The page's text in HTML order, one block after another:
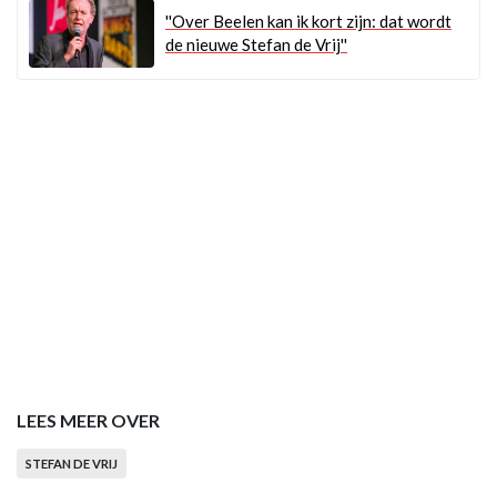
''Over Beelen kan ik kort zijn: dat wordt
de nieuwe Stefan de Vrij''
LEES MEER OVER
STEFAN DE VRIJ